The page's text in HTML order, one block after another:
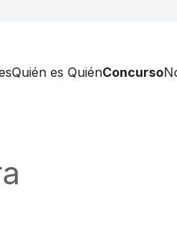
Quién es QuiénConcurso